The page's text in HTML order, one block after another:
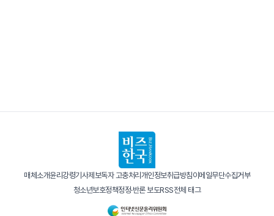
매체소개윤리강령기사제보독자 고충처리 개인정보취급방침이메일무단수집거부
청소년보호정책정정·반론 보도RSS전체 태그